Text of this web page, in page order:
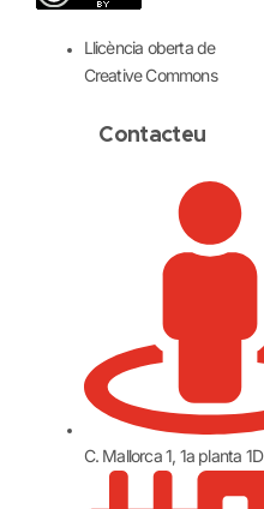
Llicència oberta de
Creative Commons
Contacteu
C. Mallorca 1, 1a planta 1D